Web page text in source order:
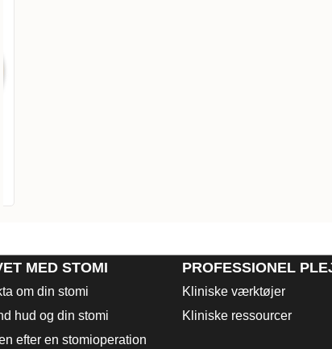
MED STOMI
om din stomi
hud og din stomi
efter en stomioperation
PROFESSIONEL
Kliniske værktøjer
Kliniske ressourcer